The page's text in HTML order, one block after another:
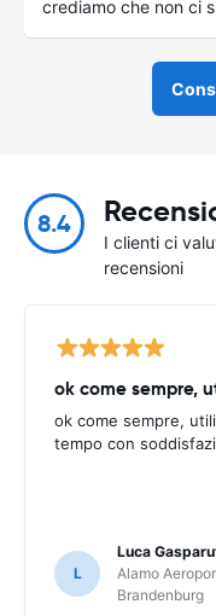
crediamo che non ci
8.4
I clienti ci
recensioni
ok come sempre,
ok come sempre,
tempo con
L
Luca
Alamo
Brandenburg